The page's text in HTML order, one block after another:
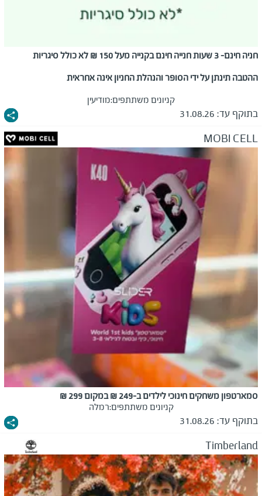
חניה חינם- 3 שעות חנייה חינם בקנייה מעל 150 ₪ לא כולל סיגריות
ההטבה תינתן על ידי הסופר והנהלת החניון אינה אחראית
קניונים משתתפים:מודיעין
בתוקף עד: 31.08.26
MOBI CELL
סמארטפון משחקים חינוכי לילדים ב-249 ₪ במקום 299 ₪
קניונים משתתפים:רמלה
בתוקף עד: 31.08.26
Timberland